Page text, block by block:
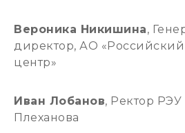
Вероника Никишина,
директор, АО
центр»
Иван Лобанов, Ректор РЭУ
Плеханова